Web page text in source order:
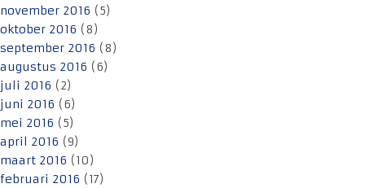
november 2016 (5)
oktober 2016 (8)
september 2016 (8)
augustus 2016 (6)
juli 2016 (2)
juni 2016 (6)
mei 2016 (5)
april 2016 (9)
maart 2016 (10)
februari 2016 (17)